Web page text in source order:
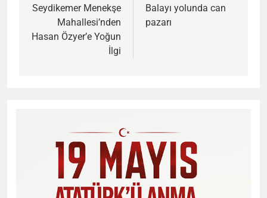
gezinmesi
Seydikemer Menekşe
Mahallesi’nden
Hasan Özyer’e Yoğun
İlgi
Balayı yolunda can
pazarı